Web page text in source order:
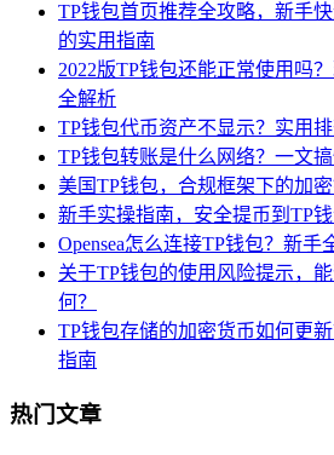
TP钱包首页推荐全攻略，新手
的实用指南
2022版TP钱包还能正常使用吗
全解析
TP钱包代币资产不显示？实用
TP钱包转账是什么网络？一文
美国TP钱包，合规框架下的加
新手实操指南，安全提币到TP
Opensea怎么连接TP钱包？新手
关于TP钱包的使用风险提示，
何？
TP钱包存储的加密货币如何更
指南
热门文章